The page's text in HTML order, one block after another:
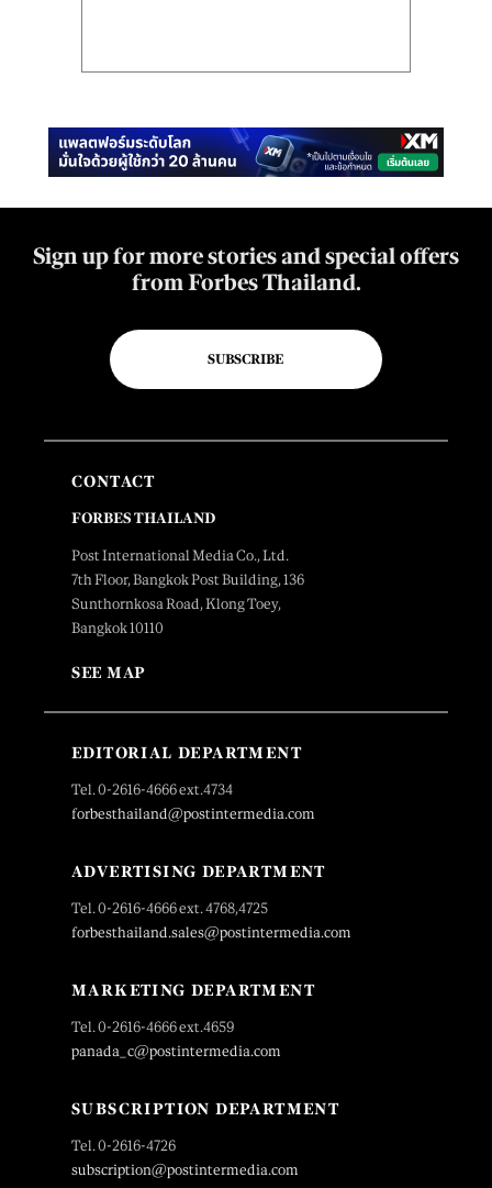
Sign up for more stories and special offers
from Forbes Thailand.
SUBSCRIBE
CONTACT
FORBES THAILAND
Post International Media Co., Ltd.
7th Floor, Bangkok Post Building, 136
Sunthornkosa Road, Klong Toey,
Bangkok 10110
SEE MAP
EDITORIAL DEPARTMENT
Tel. 0-2616-4666 ext.4734
forbesthailand@postintermedia.com
ADVERTISING DEPARTMENT
Tel. 0-2616-4666 ext. 4768,4725
forbesthailand.sales@postintermedia.com
MARKETING DEPARTMENT
Tel. 0-2616-4666 ext.4659
panada_c@postintermedia.com
SUBSCRIPTION DEPARTMENT
Tel. 0-2616-4726
subscription@postintermedia.com